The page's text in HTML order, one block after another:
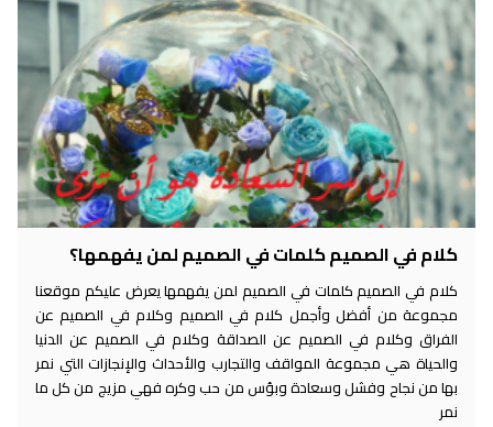
كلام في الصميم كلمات في الصميم لمن يفهمها؟
كلام في الصميم كلمات في الصميم لمن يفهمها يعرض عليكم موقعنا
مجموعة من أفضل وأجمل كلام في الصميم وكلام في الصميم عن
الفراق وكلام في الصميم عن الصداقة وكلام في الصميم عن الدنيا
والحياة هي مجموعة المواقف والتجارب والأحداث والإنجازات التي نمر
بها من نجاح وفشل وسعادة وبؤس من حب وكره فهي مزيج من كل ما
نمر